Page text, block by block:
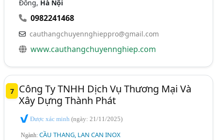
Đông, Hà Nội
0982241468
cauthangchuyennghieppro@gmail.com
www.cauthangchuyennghiep.com
7
Công Ty TNHH Dịch Vụ Thương Mại Và
Xây Dựng Thành Phát
Được xác minh(ngày: 21/11/2025)
Ngành:CẦU THANG, LAN CAN INOX